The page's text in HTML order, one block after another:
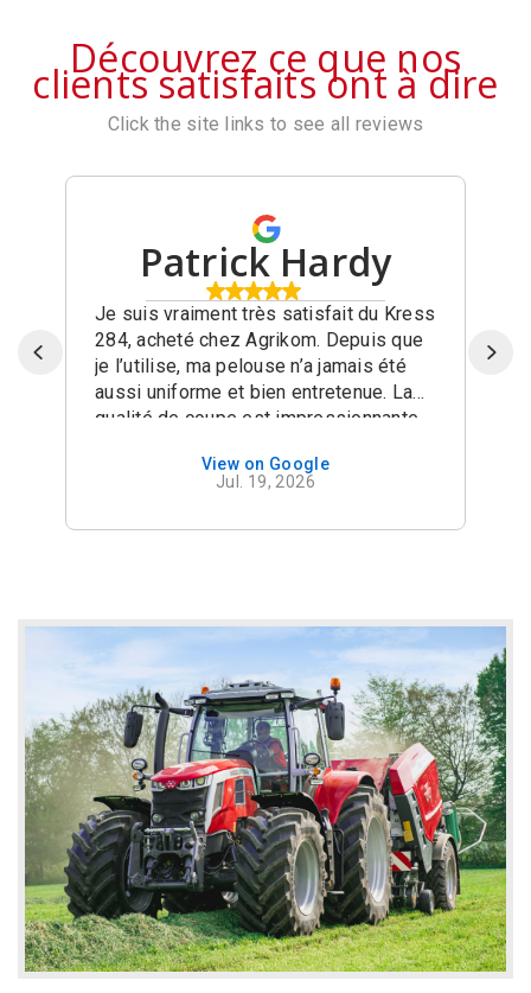
Découvrez ce que nos
clients satisfaits ont à dire
Click the site links to see all reviews
Patrick Hardy
Je suis vraiment très satisfait du Kress
284, acheté chez Agrikom. Depuis que
je l’utilise, ma pelouse n’a jamais été
aussi uniforme et bien entretenue. La
qualité de coupe est impressionnante
surface du terrain. Un excellent produit
que je recommande sans hésitation,
started using it, my lawn has never
been so even and well-maintained. The
cutting quality is impressive, and the
result is consistent across the entire
lawn. An excellent product that I
recommend without hesitation, along
with very good service from Agrikom!
View on Google
Jul. 19, 2026